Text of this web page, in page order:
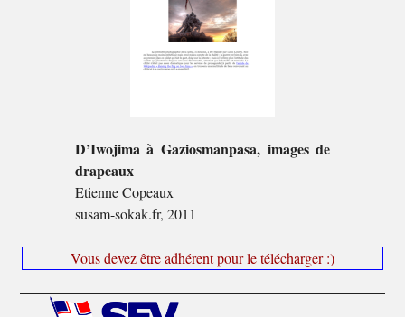
D’Iwojima à Gaziosmanpasa, images de
drapeaux
Etienne Copeaux
susam-sokak.fr, 2011
Vous devez être adhérent pour le télécharger :)